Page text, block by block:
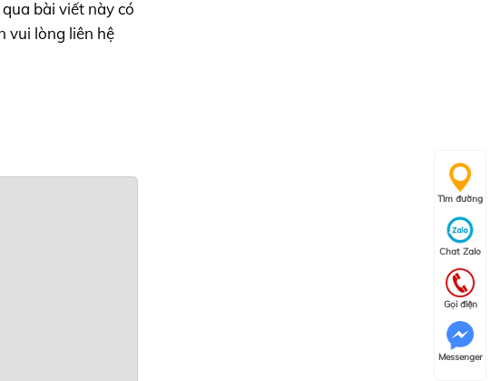
bài viết này có
vui lòng liên hệ
Tìm đường
Chat Zalo
Gọi điện
Messenger